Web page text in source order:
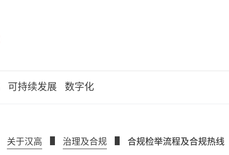
可持续发展 数字化
关于汉高 治理及合规 合规检举流程及合规热线